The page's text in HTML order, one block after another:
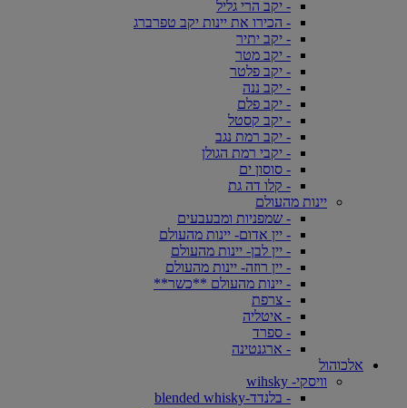
- יקב הרי גליל
- הכירו את יינות יקב טפרברג
- יקב יתיר
- יקב מטר
- יקב פלטר
- יקב ננה
- יקב פלם
- יקב קסטל
- יקב רמת נגב
- יקבי רמת הגולן
- סוסון ים
- קלו דה גת
יינות מהעולם
- שמפניות ומבעבעים
- יין אדום- יינות מהעולם
- יין לבן- יינות מהעולם
- יין רוזה- יינות מהעולם
- יינות מהעולם **כשר**
- צרפת
- איטליה
- ספרד
- ארגנטינה
אלכוהול
וויסקי- wihsky
- בלנדד-blended whisky